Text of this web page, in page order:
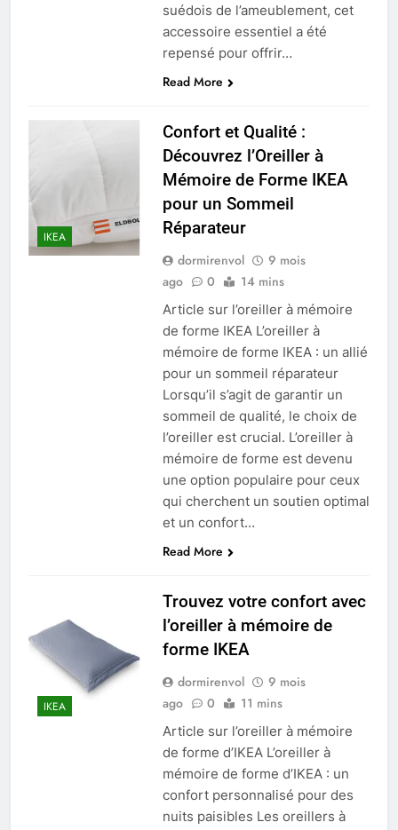
suédois de l’ameublement, cet
accessoire essentiel a été
repensé pour offrir…
Read More
IKEA
Confort et Qualité :
Découvrez l’Oreiller à
Mémoire de Forme IKEA
pour un Sommeil
Réparateur
dormirenvol
9 mois
ago
0 14 mins
Article sur l’oreiller à mémoire
de forme IKEA L’oreiller à
mémoire de forme IKEA : un allié
pour un sommeil réparateur
Lorsqu’il s’agit de garantir un
sommeil de qualité, le choix de
l’oreiller est crucial. L’oreiller à
mémoire de forme est devenu
une option populaire pour ceux
qui cherchent un soutien optimal
et un confort…
Read More
IKEA
Trouvez votre confort avec
l’oreiller à mémoire de
forme IKEA
dormirenvol
9 mois
ago
0 11 mins
Article sur l’oreiller à mémoire
de forme d’IKEA L’oreiller à
mémoire de forme d’IKEA : un
confort personnalisé pour des
nuits paisibles Les oreillers à